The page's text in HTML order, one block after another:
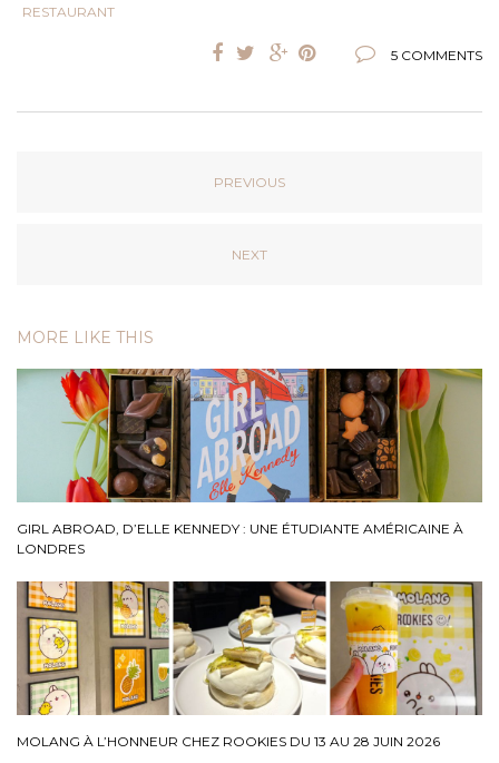
RESTAURANT
5 COMMENTS
PREVIOUS
NEXT
MORE LIKE THIS
GIRL ABROAD, D’ELLE KENNEDY : UNE ÉTUDIANTE AMÉRICAINE À
LONDRES
MOLANG À L’HONNEUR CHEZ ROOKIES DU 13 AU 28 JUIN 2026